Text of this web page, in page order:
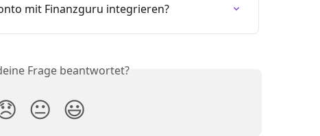
mit Finanzguru integrieren?
Frage beantwortet?
😐 😃